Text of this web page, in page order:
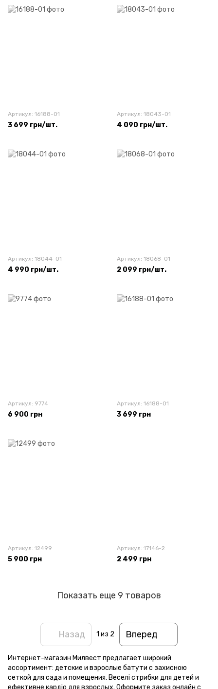
Артикул: 16188-01
3 699 грн/шт.
Артикул: 18043-01
4 090 грн/шт.
Артикул: 18044-01
4 990 грн/шт.
Артикул: 18068-01
2 099 грн/шт.
Артикул: 9774
6 900 грн
Артикул: 16188-01
3 699 грн
Артикул: 12499
5 900 грн
Артикул: 17146-2
2 499 грн
Показать еще 9 товаров
Назад 1 из 2 Вперед
Интернет-магазин Милвест предлагает широкий
ассортимент: детские и взрослые батути с захисною
сеткой для сада и помещения. Веселі стрибки для детей и
ефективне кардіо для взрослых. Оформите заказ онлайн с